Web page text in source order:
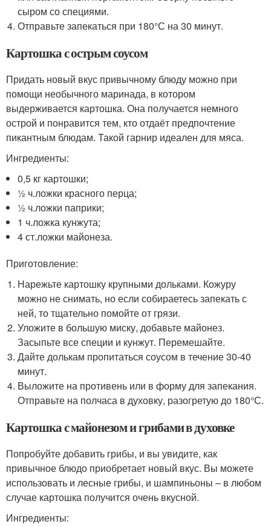
сыром со специями.
Отправьте запекаться при 180°С на 30 минут.
Картошка с острым соусом
Придать новый вкус привычному блюду можно при
помощи необычного маринада, в котором
выдерживается картошка. Она получается немного
острой и понравится тем, кто отдаёт предпочтение
пикантным блюдам. Такой гарнир идеален для мяса.
Ингредиенты:
0,5 кг картошки;
½ ч.ложки красного перца;
½ ч.ложки паприки;
1 ч.ложка кунжута;
4 ст.ложки майонеза.
Приготовление:
Нарежьте картошку крупными дольками. Кожуру
можно не снимать, но если собираетесь запекать с
ней, то тщательно помойте от грязи.
Уложите в большую миску, добавьте майонез.
Засыпьте все специи и кунжут. Перемешайте.
Дайте долькам пропитаться соусом в течение 30-40
минут.
Выложите на противень или в форму для запекания.
Отправьте на полчаса в духовку, разогретую до 180°С.
Картошка с майонезом и грибами в духовке
Попробуйте добавить грибы, и вы увидите, как
привычное блюдо приобретает новый вкус. Вы можете
использовать и лесные грибы, и шампиньоны – в любом
случае картошка получится очень вкусной.
Ингредиенты: